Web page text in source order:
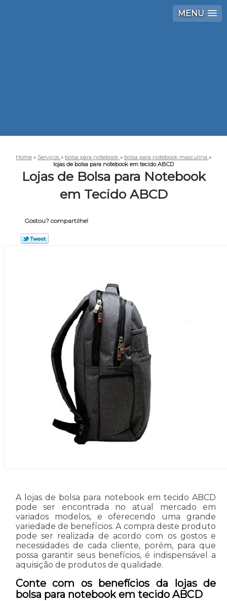
MENU
Home » Serviços » bolsa para notebook » bolsa para notebook masculina »
lojas de bolsa para notebook em tecido ABCD
Lojas de Bolsa para Notebook
em Tecido ABCD
Gostou? compartilhe!
A lojas de bolsa para notebook em tecido ABCD
pode ser encontrada no atual mercado em
variados modelos, e oferecendo uma grande
variedade de benefícios. A compra deste produto
pode ser realizada de acordo com os gostos e
necessidades de cada cliente, porém, para que
possa garantir seus benefícios, é indispensável a
aquisição de produtos de qualidade.
Conte com os benefícios da lojas de
bolsa para notebook em tecido ABCD